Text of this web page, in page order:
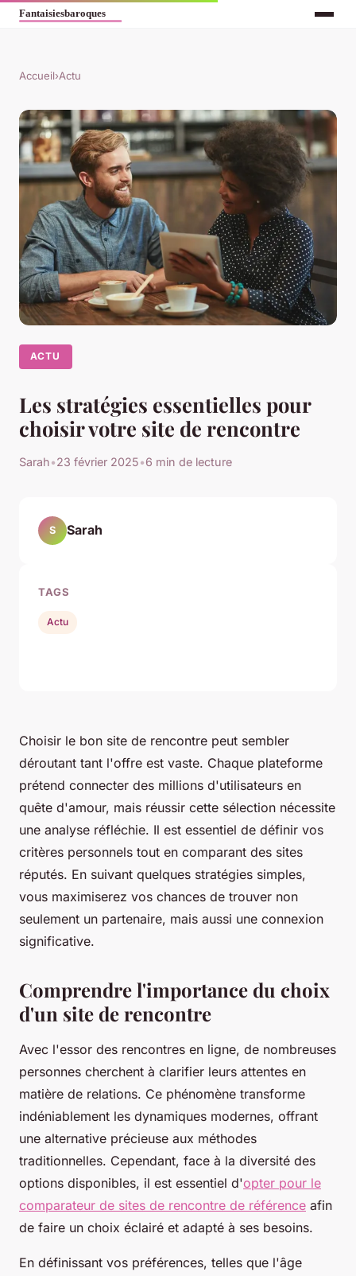
Accueil›Actu
ACTU
Les stratégies essentielles pour
choisir votre site de rencontre
Sarah•23 février 2025•6 min de lecture
Choisir le bon site de rencontre peut sembler
déroutant tant l'offre est vaste. Chaque plateforme
prétend connecter des millions d'utilisateurs en
quête d'amour, mais réussir cette sélection nécessite
une analyse réfléchie. Il est essentiel de définir vos
critères personnels tout en comparant des sites
réputés. En suivant quelques stratégies simples,
vous maximiserez vos chances de trouver non
seulement un partenaire, mais aussi une connexion
significative.
Comprendre l'importance du choix
d'un site de rencontre
Avec l'essor des rencontres en ligne, de nombreuses
personnes cherchent à clarifier leurs attentes en
matière de relations. Ce phénomène transforme
indéniablement les dynamiques modernes, offrant
une alternative précieuse aux méthodes
traditionnelles. Cependant, face à la diversité des
options disponibles, il est essentiel d'opter pour le
comparateur de sites de rencontre de référence afin
de faire un choix éclairé et adapté à ses besoins.
En définissant vos préférences, telles que l'âge
S Sarah
TAGS
Actu